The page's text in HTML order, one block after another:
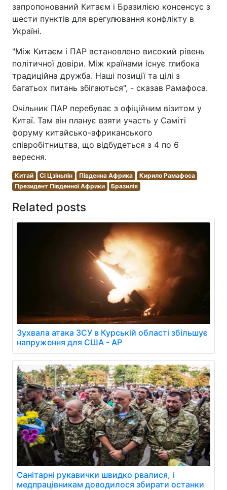
запропонований Китаєм і Бразилією консенсус з
шести пунктів для врегулювання конфлікту в
Україні.
"Між Китаєм і ПАР встановлено високий рівень
політичної довіри. Між країнами існує глибока
традиційна дружба. Наші позиції та цілі з
багатьох питань збігаються", - сказав Рамафоса.
Очільник ПАР перебуває з офіційним візитом у
Китаї. Там він планує взяти участь у Саміті
форуму китайсько-африканського
співробітництва, що відбудеться з 4 по 6
вересня.
Китай Сі Цзіньпін Південна Африка
Кирило Рамафоса
Президент Південної Африки
Бразилія
Related posts
Зухвала атака ЗСУ в Курській області збільшує
напруження для США - AP
Санітарні рукавички швидко рвалися, і
медпрацівникам доводилося збирати останки